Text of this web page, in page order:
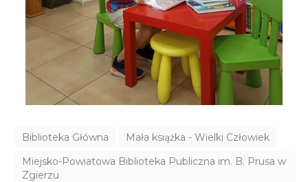
Biblioteka Główna
Mała książka - Wielki Człowiek
Miejsko-Powiatowa Biblioteka Publiczna im. B. Prusa w
Zgierzu